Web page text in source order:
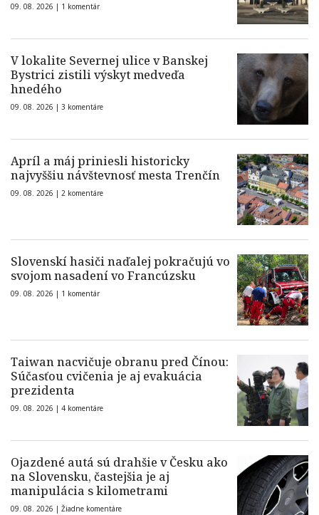
09. 08. 2026 | 1 komentár
V lokalite Severnej ulice v Banskej
Bystrici zistili výskyt medveďa
hnedého
09. 08. 2026 | 3 komentáre
Apríl a máj priniesli historicky
najvyššiu návštevnosť mesta Trenčín
09. 08. 2026 | 2 komentáre
Slovenskí hasiči naďalej pokračujú vo
svojom nasadení vo Francúzsku
09. 08. 2026 | 1 komentár
Taiwan nacvičuje obranu pred Čínou:
Súčasťou cvičenia je aj evakuácia
prezidenta
09. 08. 2026 | 4 komentáre
Ojazdené autá sú drahšie v Česku ako
na Slovensku, častejšia je aj
manipulácia s kilometrami
09. 08. 2026 | Žiadne komentáre